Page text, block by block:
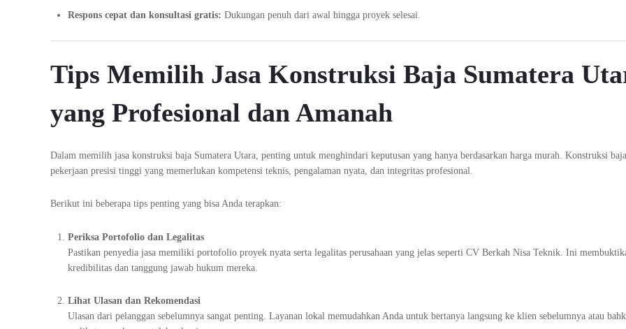
Respons cepat dan konsultasi gratis: Dukungan penuh dari awal hingga proyek selesai.
Tips Memilih Jasa Konstruksi Baja Sumatera
yang Profesional dan Amanah
Dalam memilih jasa konstruksi baja Sumatera Utara, penting untuk menghindari keputusan yang hanya berdasarkan harga murah. Konstruksi
pekerjaan presisi tinggi yang memerlukan kompetensi teknis, pengalaman nyata, dan integritas profesional.
Berikut ini beberapa tips penting yang bisa Anda terapkan:
Periksa Portofolio dan Legalitas
Pastikan penyedia jasa memiliki portofolio proyek nyata serta legalitas perusahaan yang jelas seperti CV Berkah Nisa Teknik. Ini
kredibilitas dan tanggung jawab hukum mereka.
Lihat Ulasan dan Rekomendasi
Ulasan dari pelanggan sebelumnya sangat penting. Layanan lokal memudahkan Anda untuk bertanya langsung ke klien sebelumnya atau